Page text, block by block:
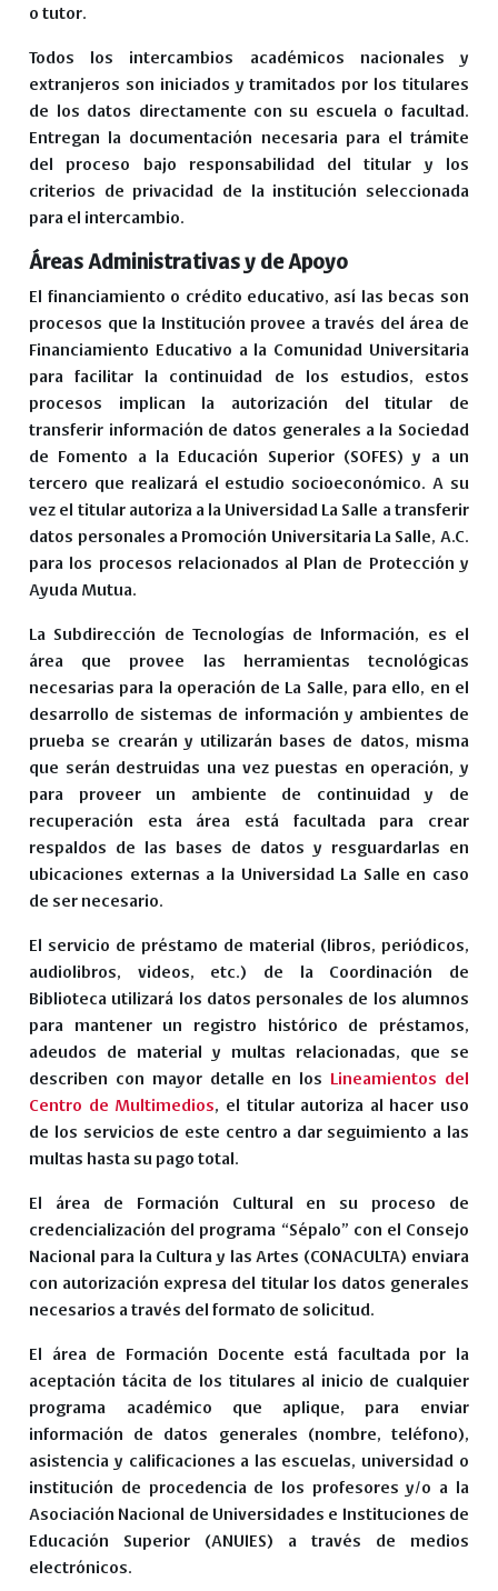
o tutor.
Todos los intercambios académicos nacionales y
extranjeros son iniciados y tramitados por los titulares
de los datos directamente con su escuela o facultad.
Entregan la documentación necesaria para el trámite
del proceso bajo responsabilidad del titular y los
criterios de privacidad de la institución seleccionada
para el intercambio.
Áreas Administrativas y de Apoyo
El financiamiento o crédito educativo, así las becas son
procesos que la Institución provee a través del área de
Financiamiento Educativo a la Comunidad Universitaria
para facilitar la continuidad de los estudios, estos
procesos implican la autorización del titular de
transferir información de datos generales a la Sociedad
de Fomento a la Educación Superior (SOFES) y a un
tercero que realizará el estudio socioeconómico. A su
vez el titular autoriza a la Universidad La Salle a transferir
datos personales a Promoción Universitaria La Salle, A.C.
para los procesos relacionados al Plan de Protección y
Ayuda Mutua.
La Subdirección de Tecnologías de Información, es el
área que provee las herramientas tecnológicas
necesarias para la operación de La Salle, para ello, en el
desarrollo de sistemas de información y ambientes de
prueba se crearán y utilizarán bases de datos, misma
que serán destruidas una vez puestas en operación, y
para proveer un ambiente de continuidad y de
recuperación esta área está facultada para crear
respaldos de las bases de datos y resguardarlas en
ubicaciones externas a la Universidad La Salle en caso
de ser necesario.
El servicio de préstamo de material (libros, periódicos,
audiolibros, videos, etc.) de la Coordinación de
Biblioteca utilizará los datos personales de los alumnos
para mantener un registro histórico de préstamos,
adeudos de material y multas relacionadas, que se
describen con mayor detalle en los Lineamientos del
Centro de Multimedios, el titular autoriza al hacer uso
de los servicios de este centro a dar seguimiento a las
multas hasta su pago total.
El área de Formación Cultural en su proceso de
credencialización del programa “Sépalo” con el Consejo
Nacional para la Cultura y las Artes (CONACULTA) enviara
con autorización expresa del titular los datos generales
necesarios a través del formato de solicitud.
El área de Formación Docente está facultada por la
aceptación tácita de los titulares al inicio de cualquier
programa académico que aplique, para enviar
información de datos generales (nombre, teléfono),
asistencia y calificaciones a las escuelas, universidad o
institución de procedencia de los profesores y/o a la
Asociación Nacional de Universidades e Instituciones de
Educación Superior (ANUIES) a través de medios
electrónicos.